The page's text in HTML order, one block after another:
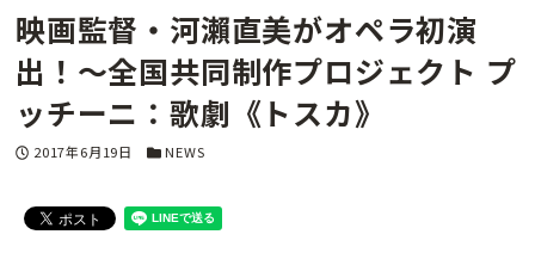
映画監督・河瀨直美がオペラ初演
出！〜全国共同制作プロジェクト プ
ッチーニ：歌劇《トスカ》
投稿日
2017年6月19日 カテゴリー
NEWS